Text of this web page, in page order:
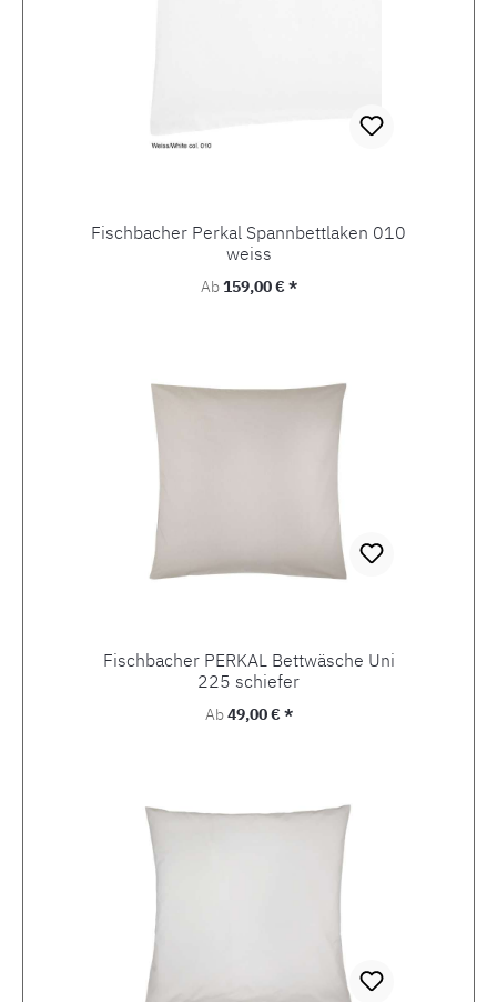
Fischbacher Perkal Spannbettlaken 010
weiss
Regulärer Preis:
Ab159,00 € *
Fischbacher PERKAL Bettwäsche Uni
225 schiefer
Regulärer Preis:
Ab49,00 € *